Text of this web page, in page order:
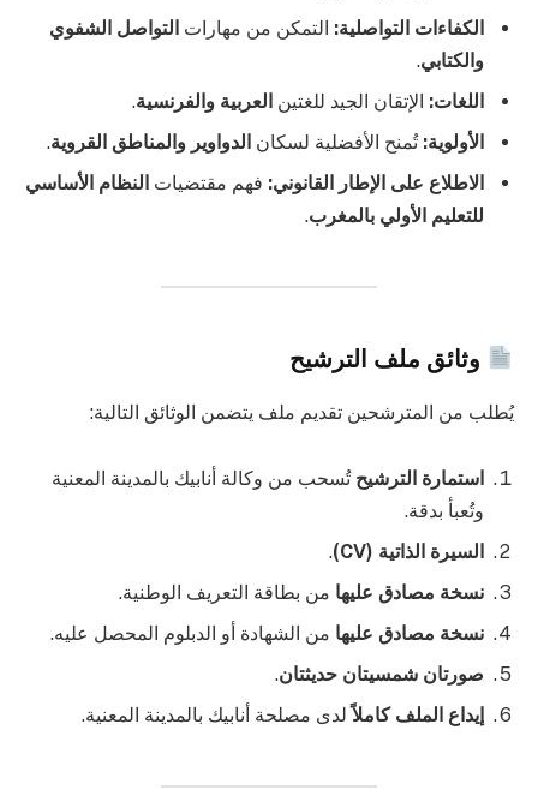
الكفاءات التواصلية: التمكن من مهارات التواصل الشفوي
والكتابي.
اللغات: الإتقان الجيد للغتين العربية والفرنسية.
الأولوية: تُمنح الأفضلية لسكان الدواوير والمناطق القروية.
الاطلاع على الإطار القانوني: فهم مقتضيات النظام الأساسي
للتعليم الأولي بالمغرب.
وثائق ملف الترشيح
يُطلب من المترشحين تقديم ملف يتضمن الوثائق التالية:
استمارة الترشيح تُسحب من وكالة أنابيك بالمدينة المعنية
وتُعبأ بدقة.
السيرة الذاتية (CV)
.
نسخة مصادق عليها من بطاقة التعريف الوطنية.
نسخة مصادق عليها من الشهادة أو الدبلوم المحصل عليه.
صورتان شمسيتان حديثتان.
إيداع الملف كاملاًلدى مصلحة أنابيك بالمدينة المعنية.